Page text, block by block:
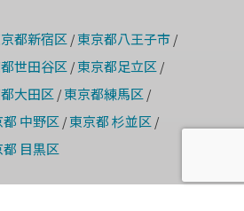
都新宿区 / 東京都八王子市/
世田谷区 / 東京都足立区 /
大田区 / 東京都練馬区 /
都 中野区 / 東京都 杉並区 /
都 目黒区